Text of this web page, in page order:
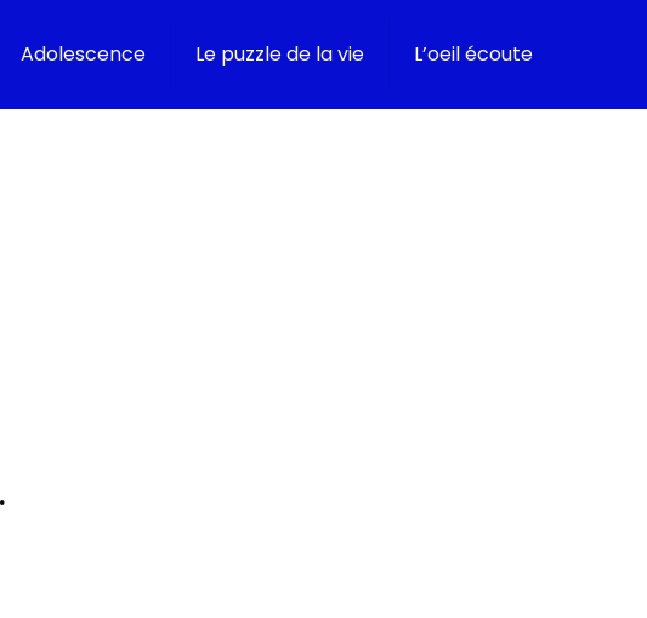
Adolescence Le puzzle de la vie L’oeil écoute